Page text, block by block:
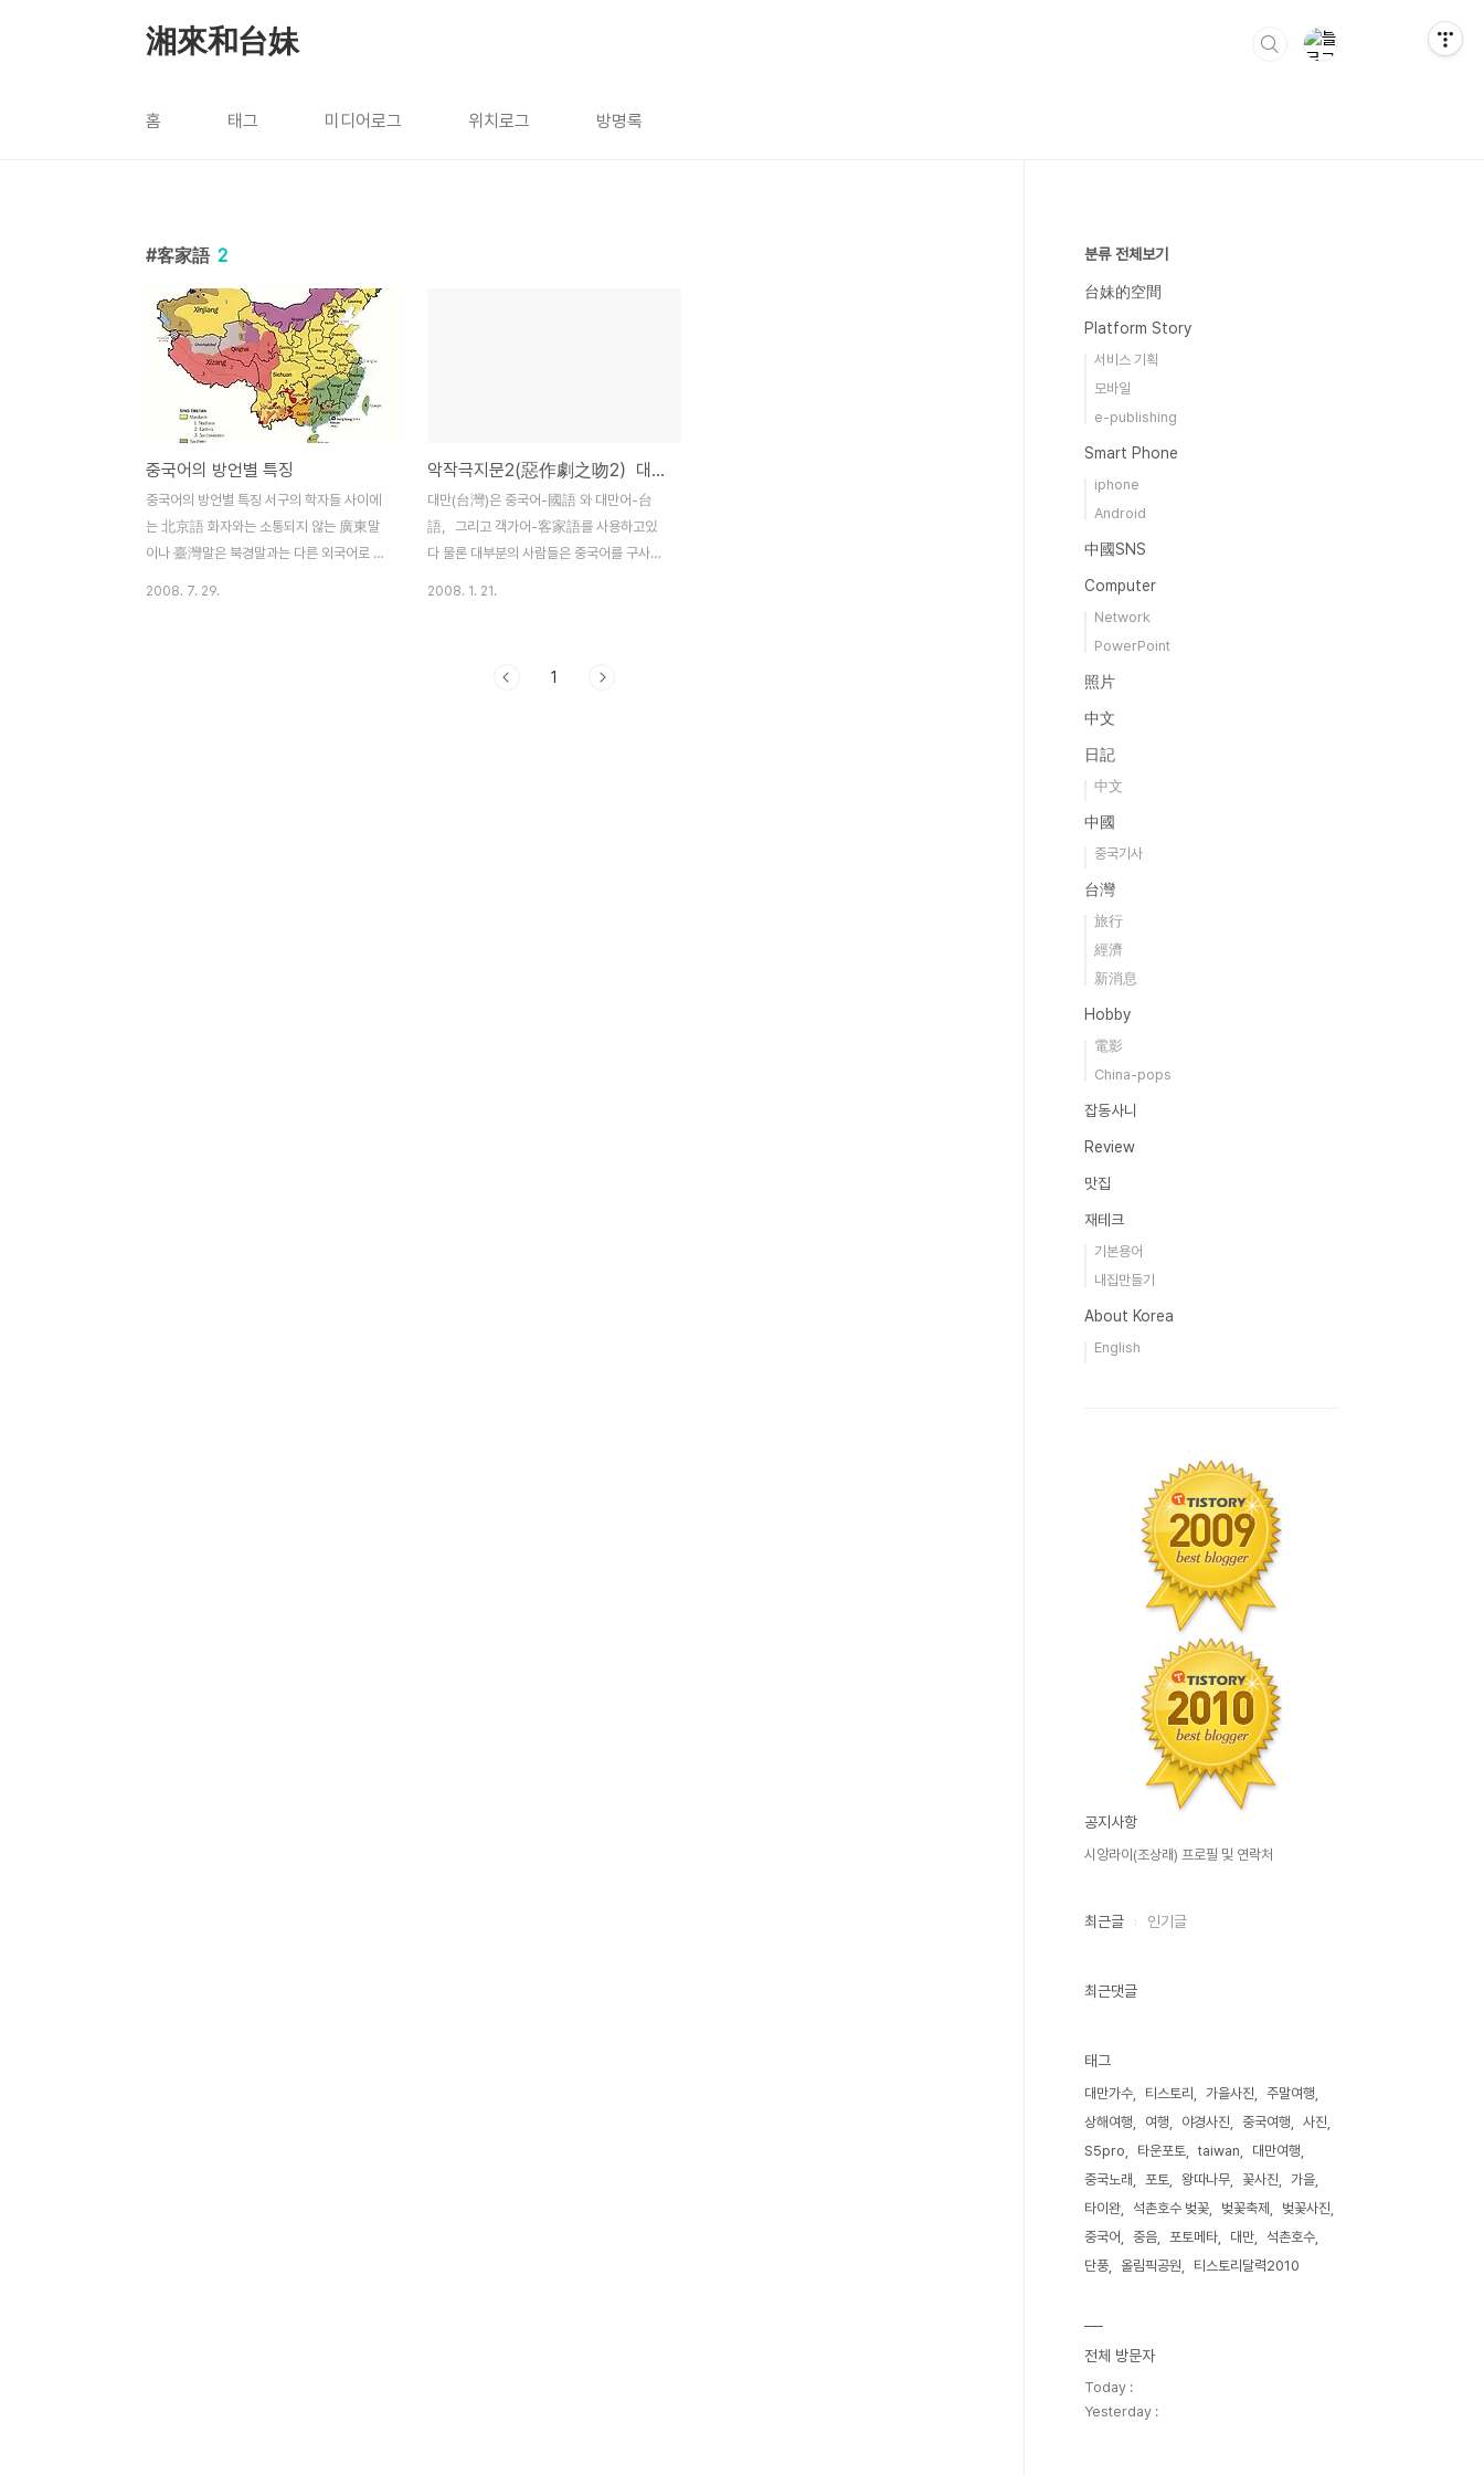
湘來和台妹
홈 태그 미디어로그 위치로그 방명록
客家語 2
중국어의 방언별 특징
중국어의 방언별 특징 서구의 학자들 사이에
는 北京語 화자와는 소통되지 않는 廣東말
이나 臺灣말은 북경말과는 다른 외국어로 보
2008. 7. 29.
악작극지문2(惡作劇之吻2）대사중 대만어台語 부분
대만(台灣)은 중국어-國語 와 대만어-台
語，그리고 객가어-客家語를 사용하고있
다 물론 대부분의 사람들은 중국어를 구사하
作劇之吻2） 여 주인공 湘琴 이 남편 直
2008. 1. 21.
1
분류 전체보기
台妹的空間
Platform Story
서비스 기획
모바일
e-publishing
Smart Phone
iphone
Android
中國SNS
Computer
Network
PowerPoint
照片
中文
日記
中文
中國
중국기사
台灣
旅行
經濟
新消息
Hobby
電影
China-pops
잡동사니
Review
맛집
재테크
기본용어
내집만들기
About Korea
English
공지사항
시앙라이(조상래) 프로필 및 연락처
최근글 인기글
최근댓글
태그
대만가수 티스토리 가을사진
주말여행
상해여행
여행 야경사진 중국여행
사진
S5pro
타운포토 taiwan
대만여행
중국노래
포토 왕따나무 꽃사진
가을
타이완
석촌호수 벚꽃 벚꽃축제
벚꽃사진
중국어
중음 포토메타 대만
석촌호수
단풍
올림픽공원 티스토리달력2010
전체 방문자
Today :
Yesterday :